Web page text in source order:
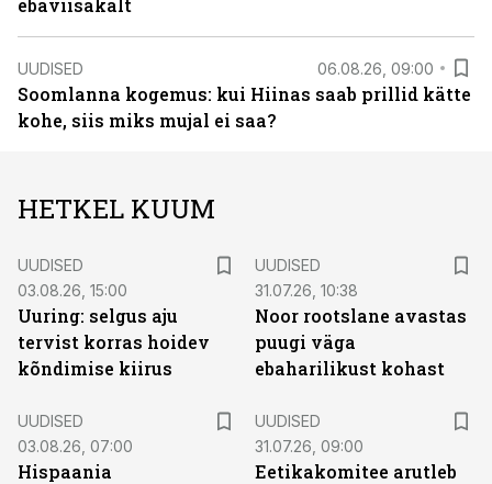
ebaviisakalt
UUDISED 06.08.26, 09:00
Soomlanna kogemus: kui Hiinas saab prillid kätte
kohe, siis miks mujal ei saa?
HETKEL KUUM
UUDISED
03.08.26, 15:00
Uuring: selgus aju
tervist korras hoidev
kõndimise kiirus
UUDISED
31.07.26, 10:38
Noor rootslane avastas
puugi väga
ebaharilikust kohast
UUDISED
03.08.26, 07:00
Hispaania
UUDISED
31.07.26, 09:00
Eetikakomitee arutleb